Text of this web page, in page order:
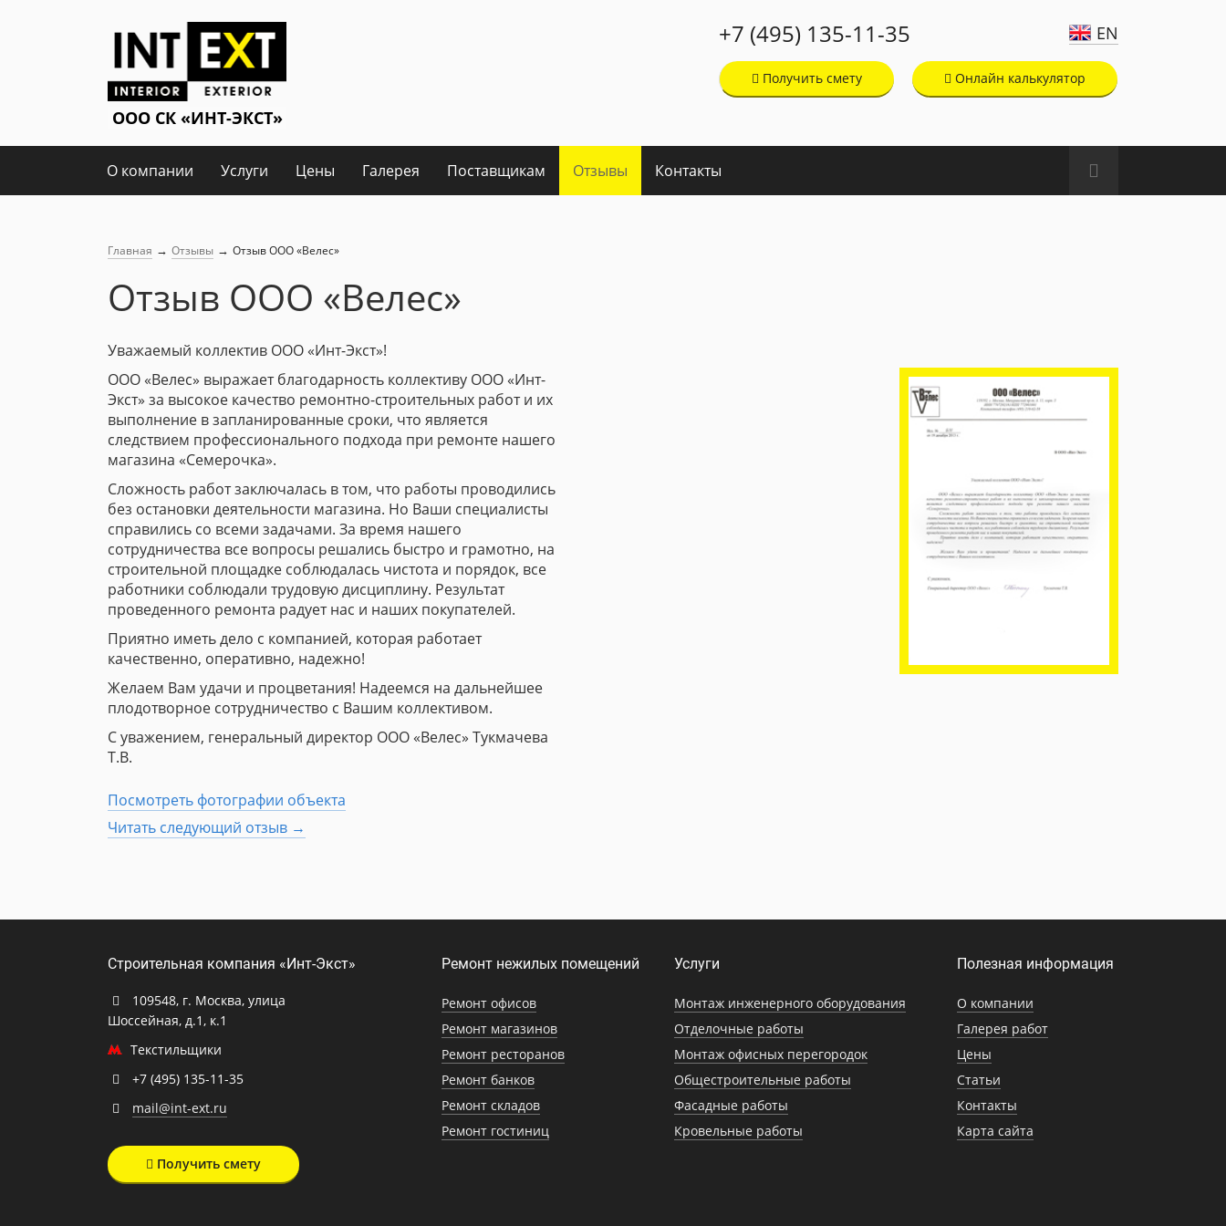
+7 (495) 135-11-35 EN
Онлайн калькулятор
Получить смету
О компании Услуги Цены Галерея Поставщикам Отзывы Контакты
Главная → Отзывы → Отзыв ООО «Велес»
Отзыв ООО «Велес»
Уважаемый коллектив ООО «Инт-Экст»!
ООО «Велес» выражает благодарность коллективу ООО «Инт-
Экст» за высокое качество ремонтно-строительных работ и их
выполнение в запланированные сроки, что является
следствием профессионального подхода при ремонте нашего
магазина «Семерочка».
Сложность работ заключалась в том, что работы проводились
без остановки деятельности магазина. Но Ваши специалисты
справились со всеми задачами. За время нашего
сотрудничества все вопросы решались быстро и грамотно, на
строительной площадке соблюдалась чистота и порядок, все
работники соблюдали трудовую дисциплину. Результат
проведенного ремонта радует нас и наших покупателей.
Приятно иметь дело с компанией, которая работает
качественно, оперативно, надежно!
Желаем Вам удачи и процветания! Надеемся на дальнейшее
плодотворное сотрудничество с Вашим коллективом.
С уважением, генеральный директор ООО «Велес» Тукмачева
Т.В.
Посмотреть фотографии объекта
Читать следующий отзыв →
Строительная компания «Инт-Экст»
109548, г. Москва, улица
Шоссейная, д.1, к.1
Текстильщики
+7 (495) 135-11-35
mail@int-ext.ru
Получить смету
Полезная информация
О компании
Галерея работ
Цены
Статьи
Контакты
Карта сайта
Услуги
Монтаж инженерного оборудования
Отделочные работы
Монтаж офисных перегородок
Общестроительные работы
Фасадные работы
Кровельные работы
Ремонт нежилых помещений
Ремонт офисов
Ремонт магазинов
Ремонт ресторанов
Ремонт банков
Ремонт складов
Ремонт гостиниц